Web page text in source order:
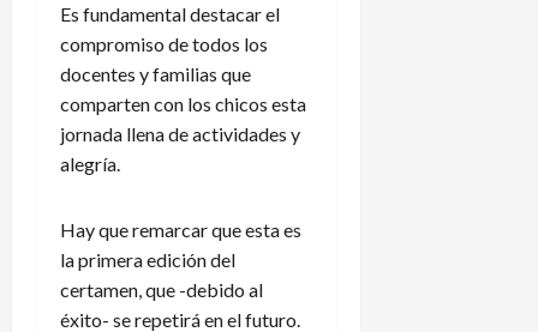
Es fundamental destacar el
compromiso de todos los
docentes y familias que
comparten con los chicos esta
jornada llena de actividades y
alegría.
Hay que remarcar que esta es
la primera edición del
certamen, que -debido al
éxito- se repetirá en el futuro.